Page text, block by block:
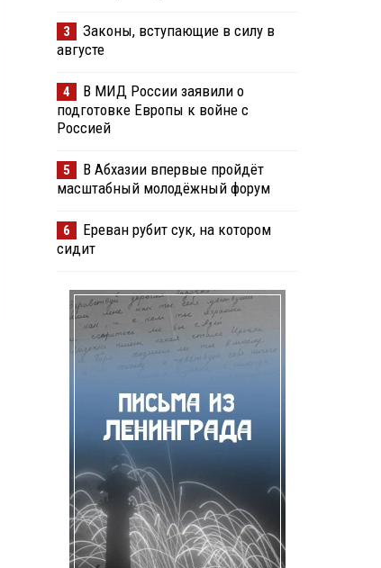
3
Законы, вступающие в силу в
августе
4
В МИД России заявили о
подготовке Европы к войне с
Россией
5
В Абхазии впервые пройдёт
масштабный молодёжный форум
6
Ереван рубит сук, на котором
сидит